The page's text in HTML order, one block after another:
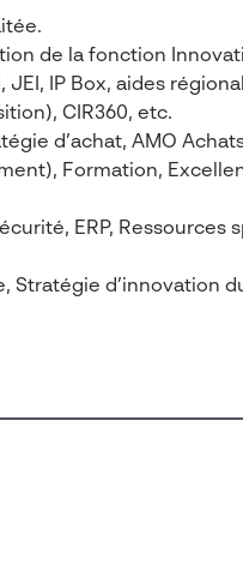
de la fonction
JEI, IP Box, aides
CIR360, etc.
d’achat, AMO
Formation,
ERP, Ressources
Stratégie d’innovation